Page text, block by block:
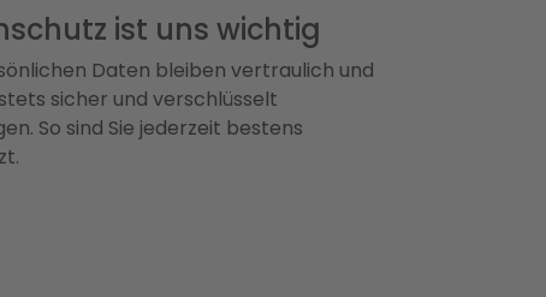
ist uns wichtig
Daten bleiben vertraulich und
sicher und verschlüsselt
So sind Sie jederzeit bestens